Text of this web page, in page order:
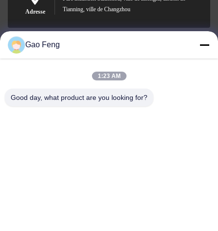
Adresse
Tianning, ville de Changzhou
suli@sulidry.com
Gao Feng
1:23 AM
Good day, what product are you looking for?